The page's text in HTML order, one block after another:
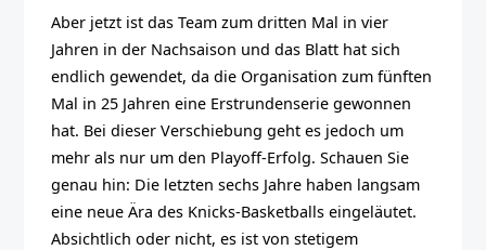
Aber jetzt ist das Team zum dritten Mal in vier
Jahren in der Nachsaison und das Blatt hat sich
endlich gewendet, da die Organisation zum fünften
Mal in 25 Jahren eine Erstrundenserie gewonnen
hat. Bei dieser Verschiebung geht es jedoch um
mehr als nur um den Playoff-Erfolg. Schauen Sie
genau hin: Die letzten sechs Jahre haben langsam
eine neue Ära des Knicks-Basketballs eingeläutet.
Absichtlich oder nicht, es ist von stetigem